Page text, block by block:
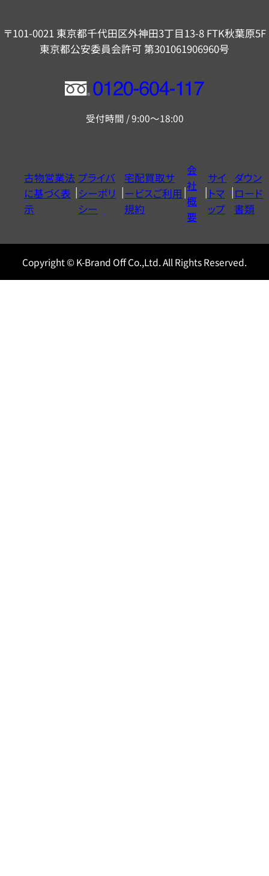
〒101-0021 東京都千代田区外神田3丁目13-8 FTK秋葉原5F
東京都公安委員会許可 第301061906960号
フ
ー
ヤ
ル
0120604117
受付時間 / 9:00～18:00
古物営業法
に基づく表
示
プライバ
シーポリ
シー
宅配買取サ
ービスご利用
規約
会
社
概
要
サイ
トマ
ップ
ダウン
ロード
書類
Copyright © K-Brand Off Co.,Ltd. All Rights Reserved.